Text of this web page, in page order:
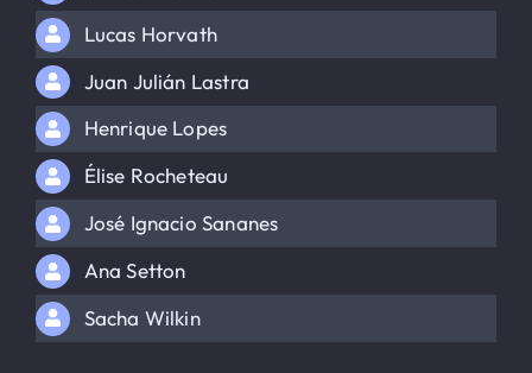
Lucas Horvath
Juan Julián Lastra
Henrique Lopes
Élise Rocheteau
José Ignacio Sananes
Ana Setton
Sacha Wilkin